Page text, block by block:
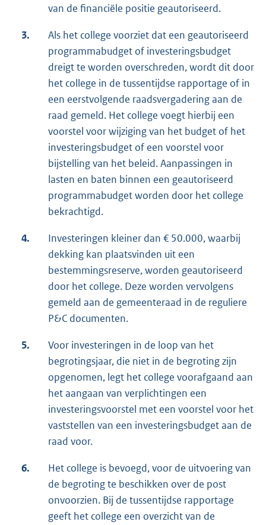
van de financiële positie geautoriseerd.
3.
Als het college voorziet dat een geautoriseerd
programmabudget of investeringsbudget
dreigt te worden overschreden, wordt dit door
het college in de tussentijdse rapportage of in
een eerstvolgende raadsvergadering aan de
raad gemeld. Het college voegt hierbij een
voorstel voor wijziging van het budget of het
investeringsbudget of een voorstel voor
bijstelling van het beleid. Aanpassingen in
lasten en baten binnen een geautoriseerd
programmabudget worden door het college
bekrachtigd.
4.
Investeringen kleiner dan € 50.000, waarbij
dekking kan plaatsvinden uit een
bestemmingsreserve, worden geautoriseerd
door het college. Deze worden vervolgens
gemeld aan de gemeenteraad in de reguliere
P&C documenten.
5.
Voor investeringen in de loop van het
begrotingsjaar, die niet in de begroting zijn
opgenomen, legt het college voorafgaand aan
het aangaan van verplichtingen een
investeringsvoorstel met een voorstel voor het
vaststellen van een investeringsbudget aan de
raad voor.
6.
Het college is bevoegd, voor de uitvoering van
de begroting te beschikken over de post
onvoorzien. Bij de tussentijdse rapportage
geeft het college een overzicht van de